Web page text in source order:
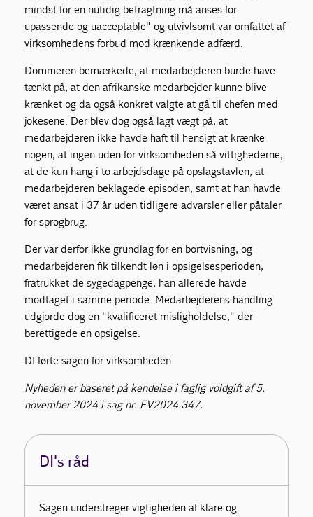
mindst for en nutidig betragtning må anses for
upassende og uacceptable" og utvivlsomt var omfattet af
virksomhedens forbud mod krænkende adfærd.
Dommeren bemærkede, at medarbejderen burde have
tænkt på, at den afrikanske medarbejder kunne blive
krænket og da også konkret valgte at gå til chefen med
jokesene. Der blev dog også lagt vægt på, at
medarbejderen ikke havde haft til hensigt at krænke
nogen, at ingen uden for virksomheden så vittighederne,
at de kun hang i to arbejdsdage på opslagstavlen, at
medarbejderen beklagede episoden, samt at han havde
været ansat i 37 år uden tidligere advarsler eller påtaler
for sprogbrug.
Der var derfor ikke grundlag for en bortvisning, og
medarbejderen fik tilkendt løn i opsigelsesperioden,
fratrukket de sygedagpenge, han allerede havde
modtaget i samme periode. Medarbejderens handling
udgjorde dog en "kvalificeret misligholdelse," der
berettigede en opsigelse.
DI førte sagen for virksomheden
Nyheden er baseret på kendelse i faglig voldgift af 5.
november 2024 i sag nr. FV2024.347.
DI's råd
Sagen understreger vigtigheden af klare og